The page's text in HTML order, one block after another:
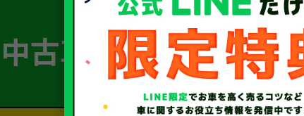
簡単 5ステップ！
中古車・廃車・事故